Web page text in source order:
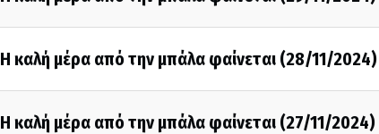
Η καλή μέρα από την μπάλα φαίνεται (28/11/2024)
Η καλή μέρα από την μπάλα φαίνεται (27/11/2024)